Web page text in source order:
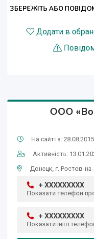
ЗБЕРЕЖІТЬ АБО
Додати в
ООО
На сайті з: 28.08.2015
Активність:
Донецк, г. Ростов-
+ XXXXXXXXX
Показати телефон
+ XXXXXXXXX
Показати інші